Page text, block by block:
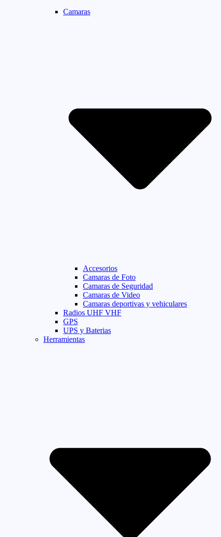
Camaras
Accesorios
Camaras de Foto
Camaras de Seguridad
Camaras de Video
Camaras deportivas y vehiculares
Radios UHF VHF
GPS
UPS y Baterias
Herramientas